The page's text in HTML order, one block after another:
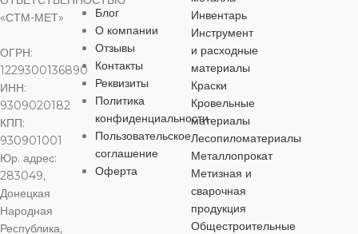
в ассортименте
МАТЕРИАЛ
ДЛИНА 15 м
ДИАМЕТР
ДЛИНА 200 м
ДИАМЕТР
10 мм
ОСОБЕННОСТИ
«СТМ-МЕТ»
ОГРН:
1229300136890
ИНН:
9309020182
КПП:
930901001
Юр. адрес:
283049,
Донецкая
Народная
Республика,
Блог
О компании
Отзывы
Контакты
Реквизиты
Политика
конфиденциальности
Пользовательское
соглашение
Оферта
Инвентарь
Инструмент
и расходные
материалы
Краски
Кровельные
материалы
Лесопиломатериалы
Металлопрокат
Метизная и
сварочная
продукция
Общестроительные